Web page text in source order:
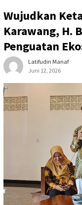
Wujudkan
Karawang, H.
Penguatan
Latifudin Manaf
Juni 12, 2026